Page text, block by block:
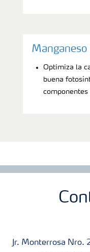
Optimiza la
buena
componentes
Jr. Monterrosa